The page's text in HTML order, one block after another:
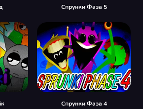
Спрунки Фаза 5
Спрунки Фаза 4